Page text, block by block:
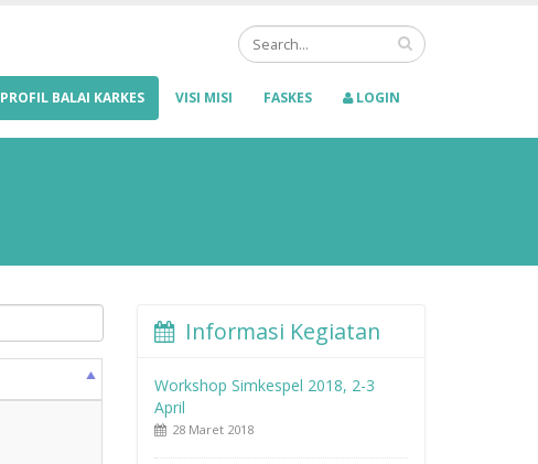
PROFIL BALAI KARKES VISI MISI FASKES LOGIN
Informasi Kegiatan
Workshop Simkespel 2018, 2-3
April
28 Maret 2018